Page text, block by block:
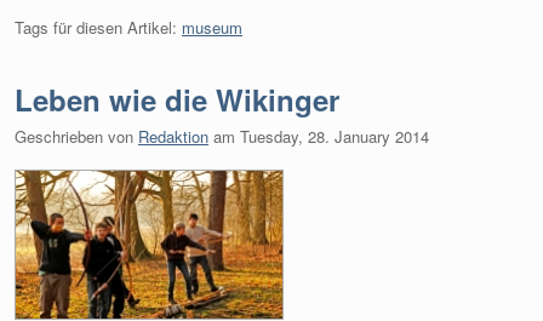
Tags für diesen Artikel: museum
Leben wie die Wikinger
Geschrieben von Redaktion am Tuesday, 28. January 2014